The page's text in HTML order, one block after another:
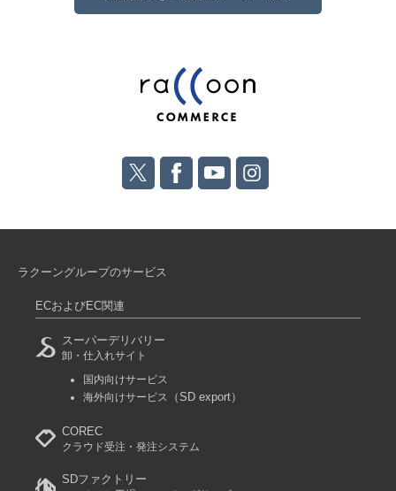
ラクーングループのサービス
ECおよびEC関連
スーパーデリバリー
卸・仕入れサイト
国内向けサービス
海外向けサービス
（SD export）
COREC
クラウド受注・発注システム
SDファクトリー